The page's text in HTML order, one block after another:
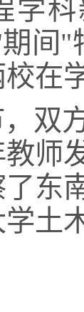
学
间"
在
双
师
了东
土